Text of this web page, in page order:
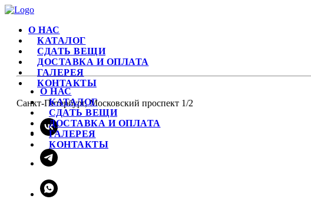
О НАС
КАТАЛОГ
СДАТЬ ВЕЩИ
ДОСТАВКА И ОПЛАТА
ГАЛЕРЕЯ
КОНТАКТЫ
Санкт-Петербург, Московский проспект 1/2
О НАС
КАТАЛОГ
СДАТЬ ВЕЩИ
ДОСТАВКА И ОПЛАТА
ГАЛЕРЕЯ
КОНТАКТЫ